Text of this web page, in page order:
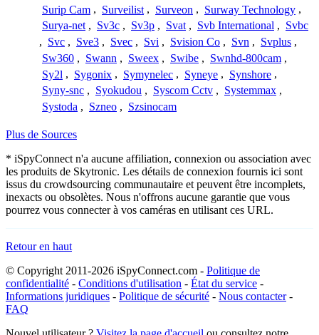
Surip Cam , Surveilist , Surveon , Surway Technology ,
Surya-net , Sv3c , Sv3p , Svat , Svb International , Svbc
, Svc , Sve3 , Svec , Svi , Svision Co , Svn , Svplus ,
Sw360 , Swann , Sweex , Swibe , Swnhd-800cam ,
Sy2l , Sygonix , Symynelec , Syneye , Synshore ,
Syny-snc , Syokudou , Syscom Cctv , Systemmax ,
Systoda , Szneo , Szsinocam
Plus de Sources
* iSpyConnect n'a aucune affiliation, connexion ou association avec
les produits de Skytronic. Les détails de connexion fournis ici sont
issus du crowdsourcing communautaire et peuvent être incomplets,
inexacts ou obsolètes. Nous n'offrons aucune garantie que vous
pourrez vous connecter à vos caméras en utilisant ces URL.
Retour en haut
© Copyright 2011-2026 iSpyConnect.com - Politique de
confidentialité - Conditions d'utilisation - État du service -
Informations juridiques - Politique de sécurité - Nous contacter-
FAQ